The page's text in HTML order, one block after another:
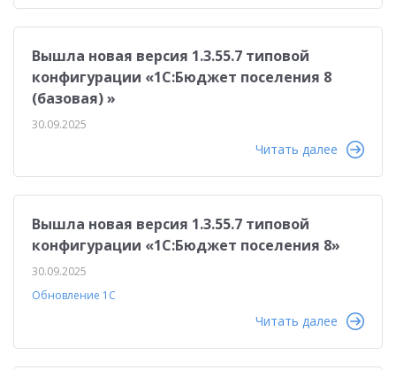
Вышла новая версия 1.3.55.7 типовой
конфигурации «1С:Бюджет поселения 8
(базовая) »
30.09.2025
Читать далее
Вышла новая версия 1.3.55.7 типовой
конфигурации «1С:Бюджет поселения 8»
30.09.2025
Обновление 1С
Читать далее